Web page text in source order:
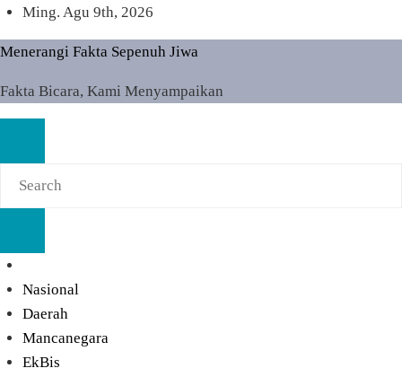
Skip
to
content
Ming. Agu 9th, 2026
Menerangi Fakta Sepenuh Jiwa
Fakta Bicara, Kami Menyampaikan
Nasional
Daerah
Mancanegara
EkBis